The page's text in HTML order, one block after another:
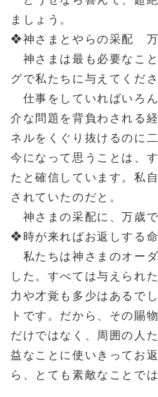
ましょう。
❖神さまとやらの采配
神さまは最も必要なこ
グで私たちに与えてくださ
仕事をしていればいろ
介な問題を背負わされる
ネルをくぐり抜けるのに
今になって思うことは、
たと確信しています。私
されていたのだと。
神さまの采配に、万歳で
❖時が来ればお返しする命
私たちは神さまのオー
した。すべては与えられ
力や才覚も多少はあるで
トです。だから、その賜
だけではなく、周囲の人
益なことに使いきってお
ら、とても素敵なことで